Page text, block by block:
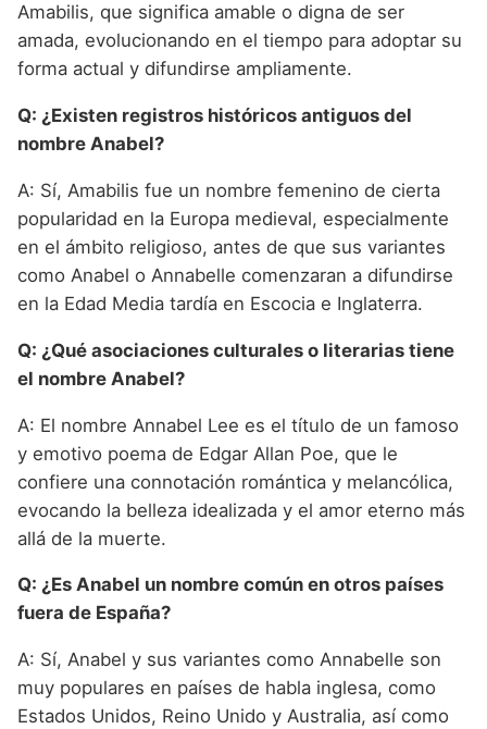
Amabilis, que significa amable o digna de ser
amada, evolucionando en el tiempo para adoptar su
forma actual y difundirse ampliamente.
Q: ¿Existen registros históricos antiguos del
nombre Anabel?
A: Sí, Amabilis fue un nombre femenino de cierta
popularidad en la Europa medieval, especialmente
en el ámbito religioso, antes de que sus variantes
como Anabel o Annabelle comenzaran a difundirse
en la Edad Media tardía en Escocia e Inglaterra.
Q: ¿Qué asociaciones culturales o literarias tiene
el nombre Anabel?
A: El nombre Annabel Lee es el título de un famoso
y emotivo poema de Edgar Allan Poe, que le
confiere una connotación romántica y melancólica,
evocando la belleza idealizada y el amor eterno más
allá de la muerte.
Q: ¿Es Anabel un nombre común en otros países
fuera de España?
A: Sí, Anabel y sus variantes como Annabelle son
muy populares en países de habla inglesa, como
Estados Unidos, Reino Unido y Australia, así como